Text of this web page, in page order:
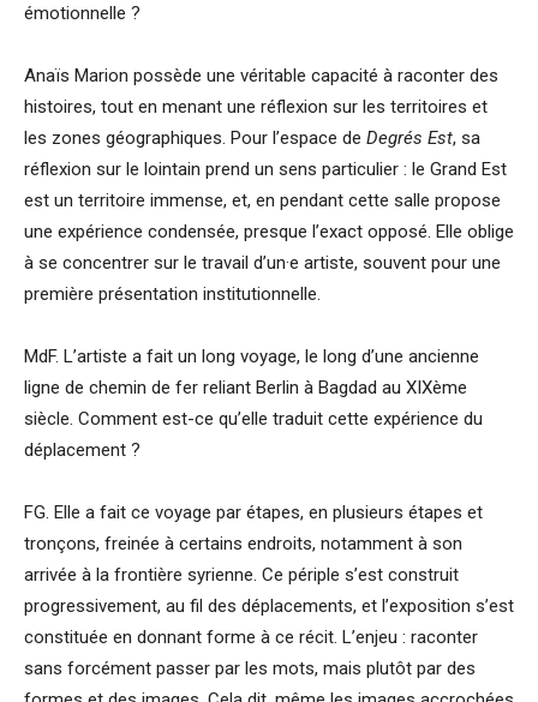
émotionnelle ?
Anaïs Marion possède une véritable capacité à raconter des
histoires, tout en menant une réflexion sur les territoires et
les zones géographiques. Pour l’espace de Degrés Est, sa
réflexion sur le lointain prend un sens particulier : le Grand Est
est un territoire immense, et, en pendant cette salle propose
une expérience condensée, presque l’exact opposé. Elle oblige
à se concentrer sur le travail d’un·e artiste, souvent pour une
première présentation institutionnelle.
MdF. L’artiste a fait un long voyage, le long d’une ancienne
ligne de chemin de fer reliant Berlin à Bagdad au XIXème
siècle. Comment est-ce qu’elle traduit cette expérience du
déplacement ?
FG. Elle a fait ce voyage par étapes, en plusieurs étapes et
tronçons, freinée à certains endroits, notamment à son
arrivée à la frontière syrienne. Ce périple s’est construit
progressivement, au fil des déplacements, et l’exposition s’est
constituée en donnant forme à ce récit. L’enjeu : raconter
sans forcément passer par les mots, mais plutôt par des